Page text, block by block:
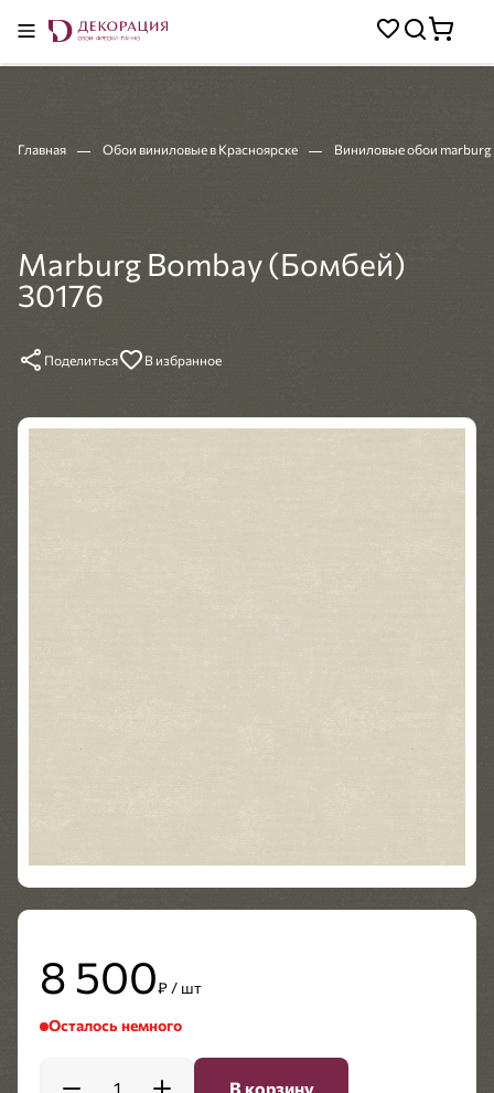
Главная Обои виниловые в Красноярске Виниловые обои marburg
Marburg Bombay (Бомбей)
30176
Поделиться В избранное
8 500₽ / шт
Осталось немного
1 В корзину